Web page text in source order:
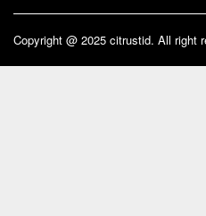
Copyright @ 2025 citrustid. All right